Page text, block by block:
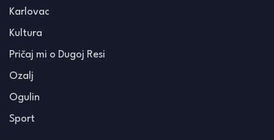
Karlovac
Kultura
Pričaj mi o Dugoj Resi
Ozalj
Ogulin
Sport